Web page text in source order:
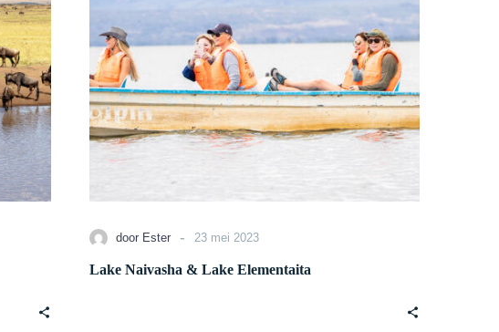
door Ester - 23 mei 2023
Lake Naivasha & Lake Elementaita